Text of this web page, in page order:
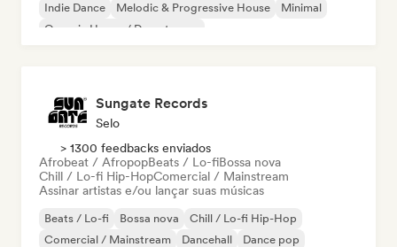
Indie Dance
Melodic & Progressive House
Minimal
Organic House / Downtempo
Sungate Records
Selo
> 1300 feedbacks enviados
Afrobeat / AfropopBeats / Lo-fiBossa nova
Chill / Lo-fi Hip-HopComercial / Mainstream
Assinar artistas e/ou lançar suas músicas
Beats / Lo-fi Bossa nova
Chill / Lo-fi Hip-Hop
Comercial / Mainstream
Dancehall
Dance pop